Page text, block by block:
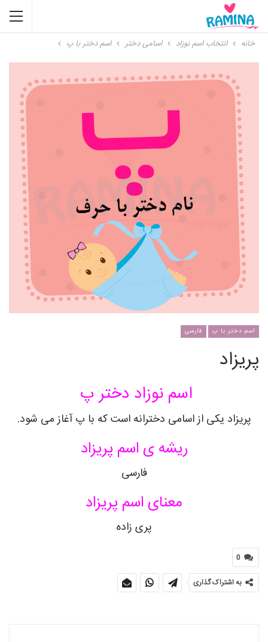
خانه انتخاب اسم نوزاد اسامی دختر اسم دختر با پ
اسم دختر با پ فارسی
پریزاد
اسم نوزاد دختر پ
پریزاد یکی از اسامی دخترانه است که با پ آغاز می شود.
ریشه ی اسم پریزاد
فارسی
معنای اسم پریزاد
پری زاده
0
به اشتراک گذاری